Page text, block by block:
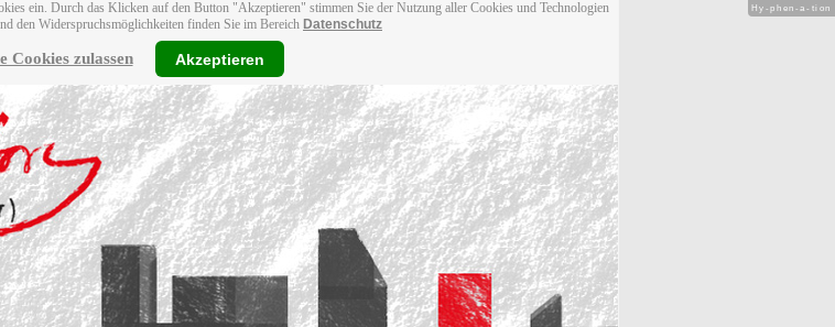
ein. Durch das Klicken auf den Button "Akzeptieren" stimmen Sie der Nutzung aller Cookies und Technologien
den Widerspruchsmöglichkeiten finden Sie im Bereich Datenschutz
Cookies zulassen Akzeptieren
Hy-phen-a-tion